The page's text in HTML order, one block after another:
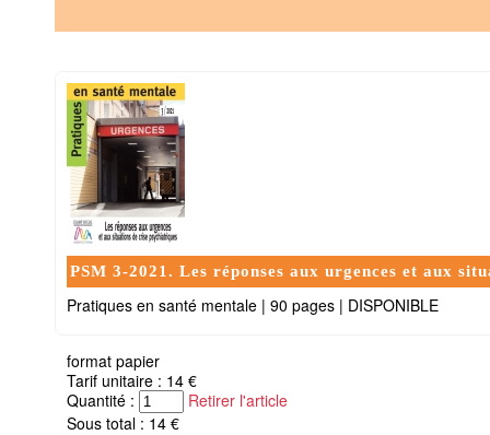
PSM 3-2021. Les réponses aux urgences et aux
Pratiques en santé mentale | 90 pages | DISPONIBLE
format papier
Tarif unitaire : 14 €
Quantité :
Retirer l'article
Sous total : 14 €